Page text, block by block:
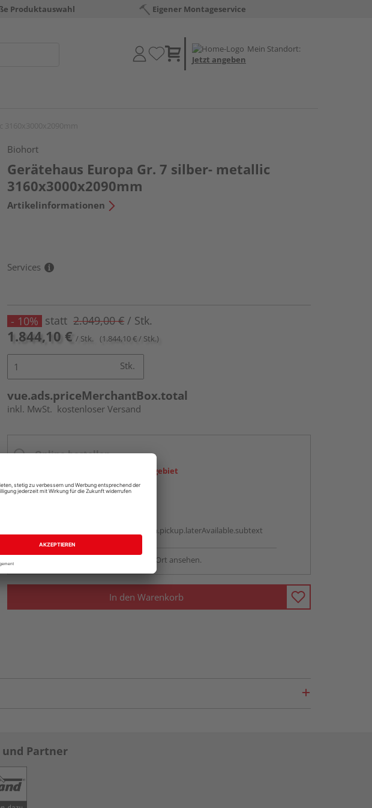
Produktauswahl Eigener Montageservice
Mein Standort:
Jetzt angeben
Biohort
Gerätehaus Europa Gr. 7 silber- metallic
3160x3000x2090mm
Artikelinformationen
Services
- 10% statt 2.049,00 € / Stk.
1.844,10 € / Stk. (1.844,10 € / Stk.)
Stk.
vue.ads.priceMerchantBox.total
inkl. MwSt. kostenloser Versand
Online bestellen
Ihr Standort ist nicht im Liefergebiet
vue.ads.priceMerchantBox.option.pickup.laterAvailable.subtext
Verfügbar in der Ausstellung - vor Ort ansehen.
In den Warenkorb
Partner